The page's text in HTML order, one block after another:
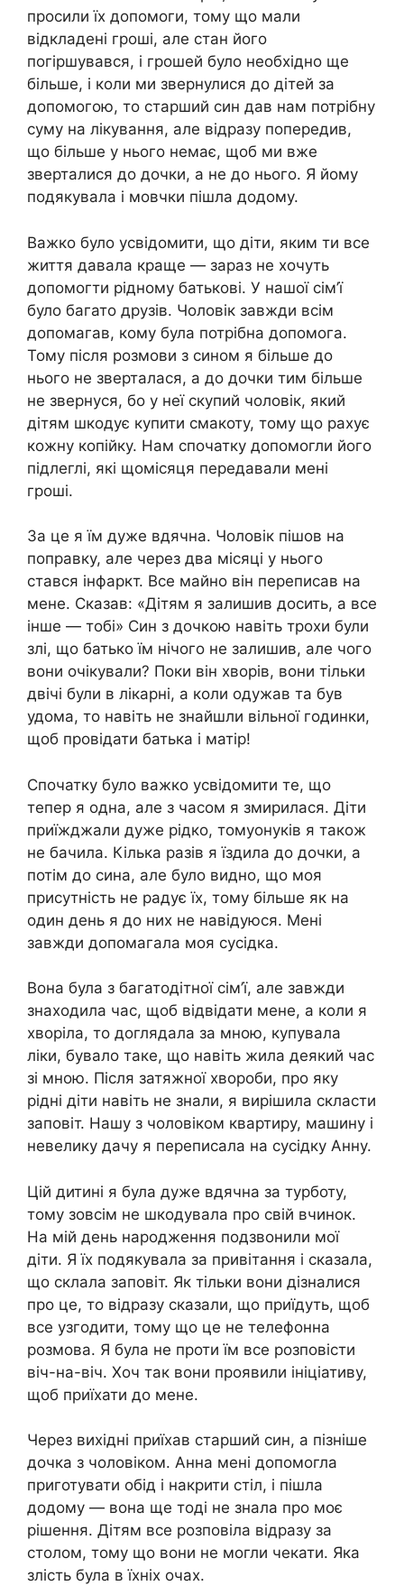
просили їх допомоги, тому що мали
відкладені гроші, але стан його
погіршувався, і грошей було необхідно ще
більше, і коли ми звернулися до дітей за
допомогою, то старший син дав нам потрібну
суму на лікування, але відразу попередив,
що більше y нього немає, щоб ми вже
зверталися до дочки, a не до нього. Я йому
подякувала і мовчки пішла додому.
Важко було усвідомити, що діти, яким ти все
життя давала краще — зараз не хочуть
допомогти рідному батькові. У нашої сім’ї
було багато друзів. Чоловік завжди всім
допомагав, кому була потрібна допомога.
Тому після розмови з сином я більше до
нього не зверталася, a до дочки тим більше
не звернуся, бо y неї скупий чоловік, який
дітям шкодує купити смакоту, тому що рахує
кожну копійку. Нам спочатку допомогли його
підлеглі, які щомісяця передавали мені
гроші.
За це я їм дуже вдячна. Чоловік пішов на
поправку, але через два місяці у нього
стався інфаркт. Все майно він переписав на
мене. Сказав: «Дітям я залишив досить, a все
інше — тобі» Син з дочкою навіть трохи були
злі, що батько їм нічого не залишив, але чого
вони очікували? Поки він хворів, вони тільки
двічі були в лікарні, a коли одужав та був
удома, то навіть не знайшли вільної годинки,
щоб провідати батька і матір!
Спочатку було важко усвідомити те, що
тепер я одна, але з часом я змирилася. Діти
приїжджали дуже рідко, томуонуків я також
не бачила. Кілька разів я їздила до дочки, a
потім до сина, але було видно, що моя
присутність не радує їх, тому більше як на
один день я до них не навідуюся. Мені
завжди допомагала моя сусідка.
Вона була з багатодітної сім’ї, але завжди
знаходила час, щоб відвідати мене, a коли я
хворіла, то доглядала за мною, купувала
ліки, бувало таке, що навіть жила деякий час
зі мною. Після затяжної хвороби, про яку
рідні діти навіть не знали, я вирішила скласти
заповіт. Нашу з чоловіком квартиру, машину і
невелику дачу я переписала на сусідку Анну.
Цій дитині я була дуже вдячна за турботу,
тому зовсім не шкодувала про свій вчинок.
На мій день народження подзвонили мої
діти. Я їх подякувала за привітання і сказала,
що склала заповіт. Як тільки вони дізналися
про це, то відразу сказали, що приїдуть, щоб
все узгодити, тому що це не телефонна
розмова. Я була не проти їм все розповісти
віч-на-віч. Хоч так вони проявили ініціативу,
щоб приїхати до мене.
Через вихідні приїхав старший син, a пізніше
дочка з чоловіком. Анна мені допомогла
приготувати обід і накрити стіл, і пішла
додому — вона ще тоді не знала про моє
рішення. Дітям все розповіла відразу за
столом, тому що вони не могли чекати. Яка
злість була в їхніх очах.